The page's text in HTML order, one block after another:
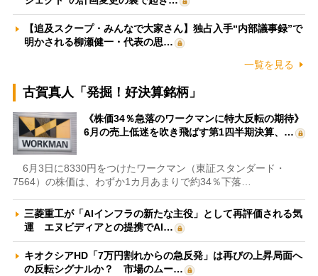
【追及スクープ・みんなで大家さん】独占入手“内部議事録”で
明かされる柳瀬健一・代表の思…
一覧を見る
古賀真人「発掘！好決算銘柄」
《株価34％急落のワークマンに特大反転の期待》
6月の売上低迷を吹き飛ばす第1四半期決算、…
6月3日に8330円をつけたワークマン（東証スタンダード・
7564）の株価は、わずか1カ月あまりで約34％下落…
三菱重工が「AIインフラの新たな主役」として再評価される気
運 エヌビディアとの提携でAI…
キオクシアHD「7万円割れからの急反発」は再びの上昇局面へ
の反転シグナルか？ 市場のムー…